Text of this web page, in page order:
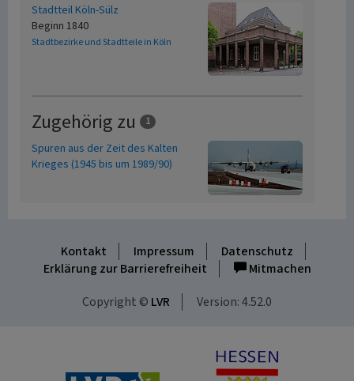
Stadtteil Köln-Sülz
Beginn 1840
Stadtbezirke und Stadtteile in Köln
Zugehörig zu 1
Spuren aus der Zeit des Kalten
Krieges (1945 bis um 1989/90)
Kontakt Impressum
Datenschutz
Erklärung zur Barrierefreiheit
Mitmachen
Copyright © LVR Version: 4.52.0